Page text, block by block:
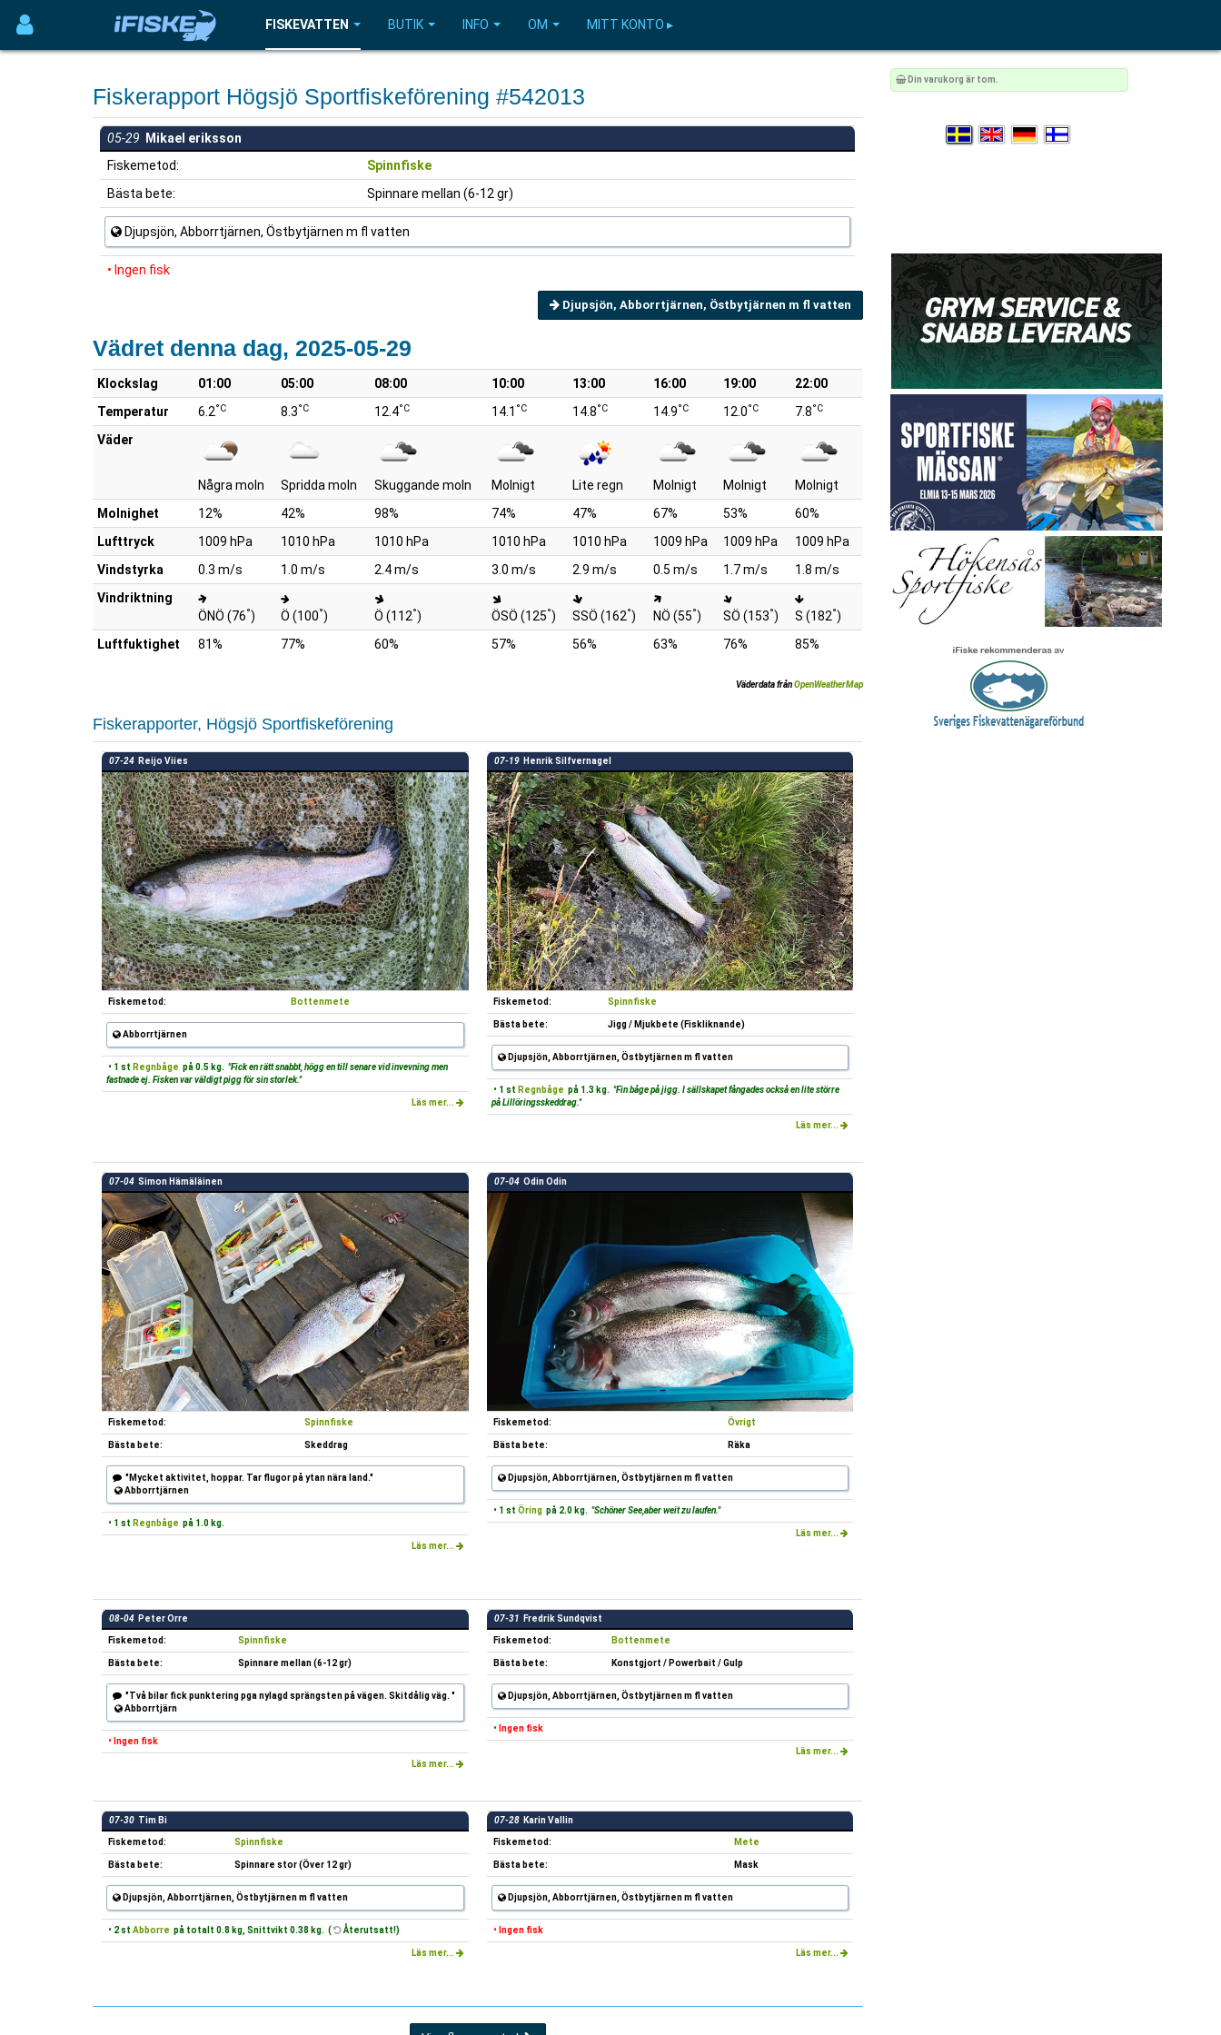
FISKEVATTEN BUTIK INFO OM MITT KONTO ▸
Fiskerapport Högsjö Sportfiskeförening #542013
05-29 Mikael eriksson
Fiskemetod:
Spinnfiske
Bästa bete:
Spinnare mellan (6-12 gr)
Djupsjön, Abborrtjärnen, Östbytjärnen m fl vatten
• Ingen fisk
Djupsjön, Abborrtjärnen, Östbytjärnen m fl vatten
Vädret denna dag, 2025-05-29
Klockslag 01:00 05:00 08:00 10:00 13:00 16:00 19:00
22:00
Temperatur
6.2°C 8.3°C 12.4°C 14.1 °C 14.8°C 14.9°C 12.0°C 7.8°C
Väder
Några moln Spridda moln Skuggande moln Molnigt Lite regn Molnigt Molnigt
Molnigt
Molnighet
12% 42% 98% 74% 47% 67% 53%
60%
Lufttryck
1009 hPa 1010 hPa 1010 hPa 1010 hPa 1010 hPa 1009 hPa 1009 hPa
1009 hPa
Vindstyrka
0.3 m/s 1.0 m/s 2.4 m/s 3.0 m/s 2.9 m/s 0.5 m/s 1.7 m/s
1.8 m/s
Vindriktning
ÖNÖ (76°) Ö (100°) Ö (112°) ÖSÖ (125°) SSÖ (162°) NÖ (55°) SÖ (153°) S (182°)
Luftfuktighet
81% 77% 60% 57% 56% 63% 76% 85%
Väderdata frånOpenWeatherMap
Fiskerapporter, Högsjö Sportfiskeförening
07-24 Reijo Viies
Fiskemetod: Bottenmete
Abborrtjärnen
• 1 st Regnbåge på 0.5 kg. "Fick en rätt snabbt, högg en till senare vid invevning men
fastnade ej. Fisken var väldigt pigg för sin storlek."
Läs mer...
07-19 Henrik Silfvernagel
Fiskemetod: Spinnfiske
Bästa bete: Jigg / Mjukbete (Fiskliknande)
Djupsjön, Abborrtjärnen, Östbytjärnen m fl vatten
• 1 st Regnbåge på 1.3 kg. "Fin båge på jigg. I sällskapet fångades också en lite större
på Lillöringsskeddrag."
Läs mer...
07-04 Simon Hämäläinen
Fiskemetod: Spinnfiske
Bästa bete: Skeddrag
"Mycket aktivitet, hoppar. Tar flugor på ytan nära land."
Abborrtjärnen
• 1 st Regnbåge på 1.0 kg.
Läs mer...
07-04 Odin Odin
Fiskemetod: Övrigt
Bästa bete: Räka
Djupsjön, Abborrtjärnen, Östbytjärnen m fl vatten
• 1 st Öring på 2.0 kg. "Schöner See,aber weit zu laufen."
Läs mer...
08-04 Peter Orre
Fiskemetod: Spinnfiske
Bästa bete: Spinnare mellan (6-12 gr)
"Två bilar fick punktering pga nylagd sprängsten på vägen. Skitdålig väg. "
Abborrtjärn
• Ingen fisk
Läs mer...
07-31 Fredrik Sundqvist
Fiskemetod: Bottenmete
Bästa bete: Konstgjort / Powerbait / Gulp
Djupsjön, Abborrtjärnen, Östbytjärnen m fl vatten
• Ingen fisk
Läs mer...
07-30 Tim Bi
Fiskemetod: Spinnfiske
Bästa bete: Spinnare stor (Över 12 gr)
Djupsjön, Abborrtjärnen, Östbytjärnen m fl vatten
• 2 st Abborre på totalt 0.8 kg, Snittvikt 0.38 kg. ( Återutsatt!)
Läs mer...
07-28 Karin Vallin
Fiskemetod: Mete
Bästa bete: Mask
Djupsjön, Abborrtjärnen, Östbytjärnen m fl vatten
• Ingen fisk
Läs mer...
Din varukorg är tom.